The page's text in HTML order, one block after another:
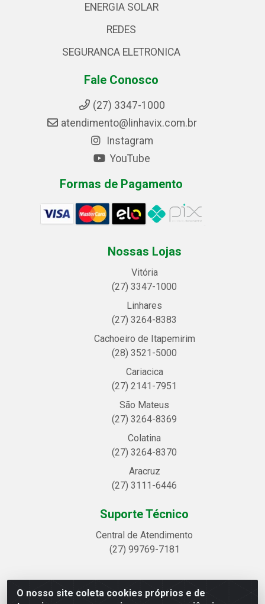
O nosso site coleta cookies próprios e de
ENERGIA SOLAR
REDES
SEGURANCA ELETRONICA
Fale Conosco
(27) 3347-1000
atendimento@linhavix.com.br
Instagram
YouTube
Formas de Pagamento
Nossas Lojas
Vitória
(27) 3347-1000
Linhares
(27) 3264-8383
Cachoeiro de Itapemirim
(28) 3521-5000
Cariacica
(27) 2141-7951
São Mateus
(27) 3264-8369
Colatina
(27) 3264-8370
Aracruz
(27) 3111-6446
Suporte Técnico
Central de Atendimento
(27) 99769-7181
Linhavix Distribuidora LTDA - Avenida Alegre, 2521 -